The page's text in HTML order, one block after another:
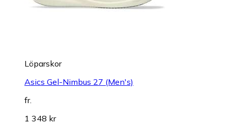
Löparskor
Asics Gel-Nimbus 27 (Men's)
fr.
1 348 kr